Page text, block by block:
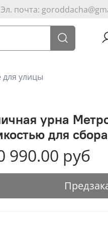
Эл. почта:
улицы
урна
для
990.00 руб